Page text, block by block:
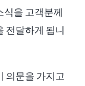
식을 고객분께
전달하게 됩니
의문을 가지고